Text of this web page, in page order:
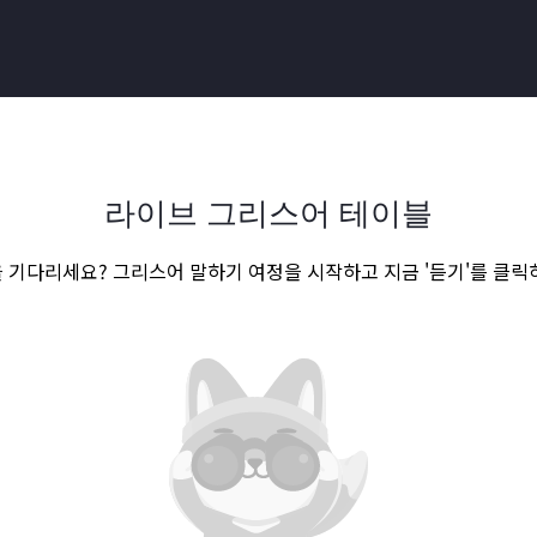
라이브 그리스어 테이블
기다리세요? 그리스어 말하기 여정을 시작하고 지금 '듣기'를 클릭